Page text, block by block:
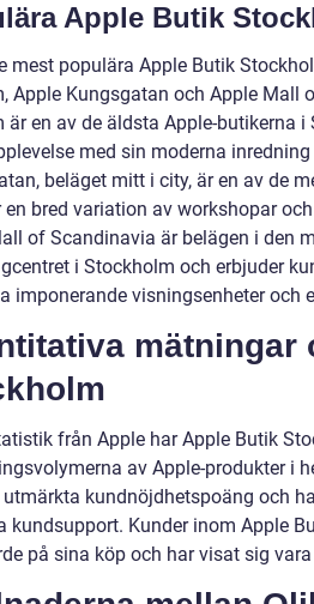
Apple Butik
mest populära Apple Butik
Apple Kungsgatan och Apple Mall
är en av de äldsta Apple-butikerna
med sin moderna
beläget mitt i city, är en av de
en bred variation av workshopar
of Scandinavia är belägen i den
i Stockholm och erbjuder
imponerande visningsenheter och
mätningar
från Apple har Apple Butik
av Apple-produkter i
kundnöjdhetspoäng och
kundsupport. Kunder inom Apple
på sina köp och har visat sig